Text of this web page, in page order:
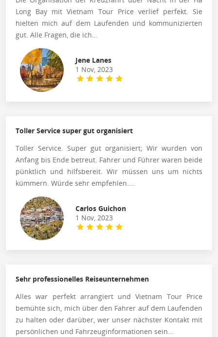
Long Bay mit Vietnam Tour Price verlief perfekt. Sie
hielten mich auf dem Laufenden und kommunizierten
gut. Alle Fragen, die ich...
Jene Lanes
1 Nov, 2023
Toller Service super gut organisiert
Toller Service. Super gut organisiert; Wir wurden von
Anfang bis Ende betreut. Fahrer und Führer waren beide
pünktlich und hilfsbereit. Wir müssen uns um nichts
kümmern. Würde sehr empfehlen....
Carlos Guichon
1 Nov, 2023
Sehr professionelles Reiseunternehmen
Alles war perfekt arrangiert und Vietnam Tour Price
bemühte sich, mich über den Fahrer auf dem Laufenden
zu halten oder darüber, wer unser nächster Kontakt mit
persönlichen und Fahrzeuginformationen sein...